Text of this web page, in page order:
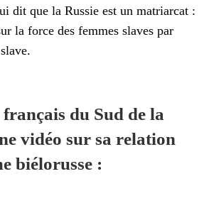
dit que la Russie est un matriarcat :
la force des femmes slaves par
du Sud de la
vidéo sur sa relation
biélorusse :